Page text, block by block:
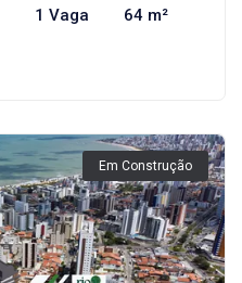
1 Vaga 64 m²
Em Construção